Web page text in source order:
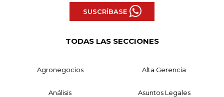
SUSCRÍBASE
TODAS LAS SECCIONES
Agronegocios Alta Gerencia
Análisis Asuntos Legales